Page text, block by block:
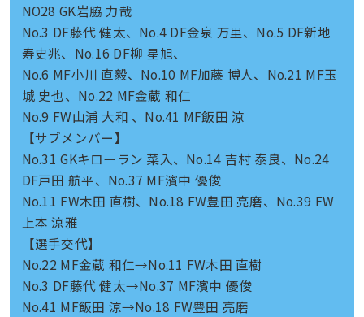
NO28 GK岩脇 力哉
No.3 DF藤代 健太、No.4 DF金泉 万里、No.5 DF新地
寿史兆、No.16 DF柳 星旭、
No.6 MF小川 直毅、No.10 MF加藤 博人、No.21 MF玉
城 史也、No.22 MF金蔵 和仁
No.9 FW山浦 大和 、No.41 MF飯田 涼
【サブメンバー】
No.31 GKキローラン 菜入、No.14 吉村 泰良、No.24
DF戸田 航平、No.37 MF濱中 優俊
No.11 FW木田 直樹、No.18 FW豊田 亮磨、No.39 FW
上本 涼雅
【選手交代】
No.22 MF金蔵 和仁→No.11 FW木田 直樹
No.3 DF藤代 健太→No.37 MF濱中 優俊
No.41 MF飯田 涼→No.18 FW豊田 亮磨